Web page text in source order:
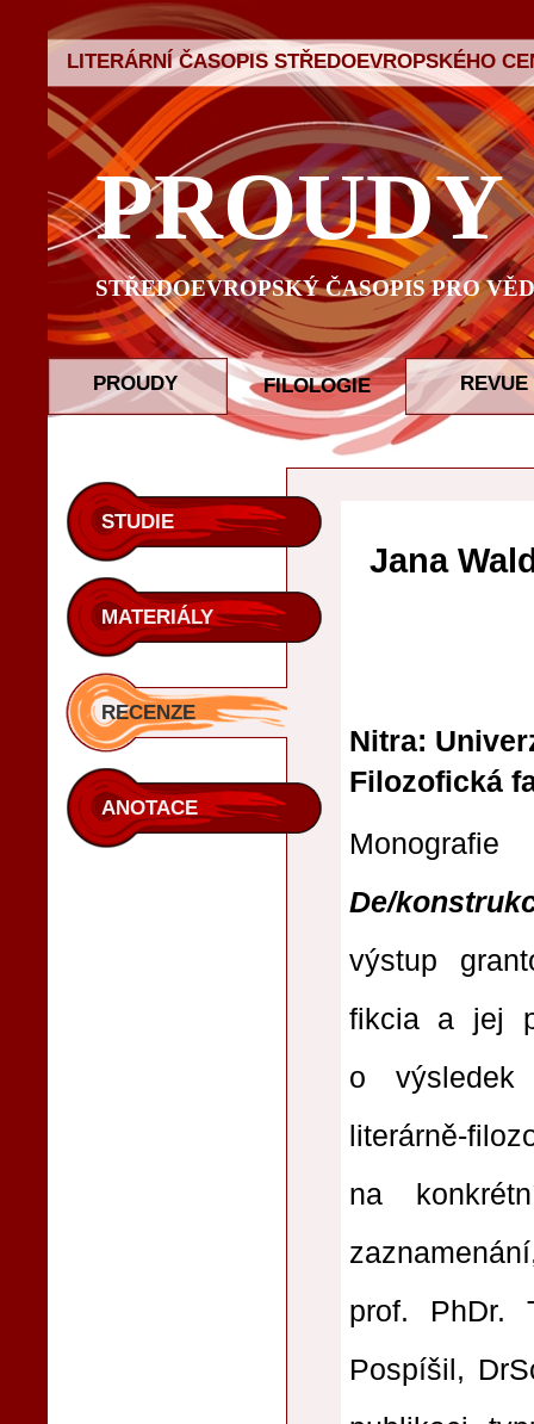
LITERÁRNÍ ČASOPIS STŘEDOEVROPSKÉHO
PROUDY
STŘEDOEVROPSKÝ ČASOPIS PRO
PROUDY FILOLOGIE REVUE
STUDIE
MATERIÁLY
RECENZE
ANOTACE
Jana
Nitra:
Filozofická
De/
výstup
fikcia a jej
o výsledek
na
prof. PhDr.
Pospíšil,